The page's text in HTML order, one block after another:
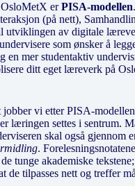
erPISA-modellen
(på nett),
utviklingen av digitale
som ønsker å
en mer studentaktiv
ditt eget læreverk på
jobber vi etter PISA-
læringen settes i sentrum.
skal også gjennom
.
tunge akademiske
de tilpasses nett og treffer